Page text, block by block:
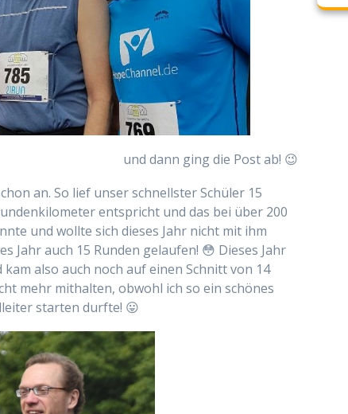
und dann ging die Post ab! 😉
an. So lief unser schnellster Schüler 15
entspricht und das bei über 200
und wollte sich dieses Jahr nicht mit ihm
Jahr auch 15 Runden gelaufen! 😳 Dieses Jahr
also auch noch auf einen Schnitt von 14
mehr mithalten, obwohl ich so ein schönes
starten durfte! 😛